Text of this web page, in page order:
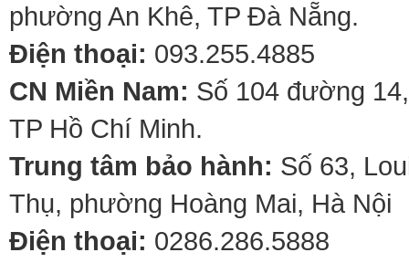
phường An Khê, TP Đà Nẵng.
Điện thoại: 093.255.4885
CN Miền Nam: Số 104 đường
TP Hồ Chí Minh.
Trung tâm bảo hành: Số 63,
Thụ, phường Hoàng Mai, Hà Nội
Điện thoại: 0286.286.5888